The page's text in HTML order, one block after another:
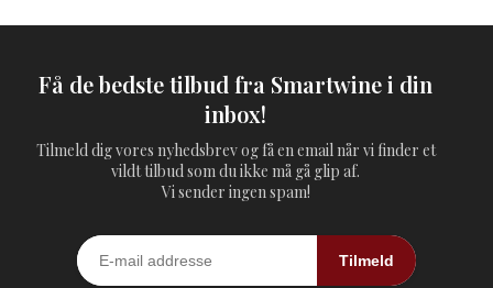
Få de bedste tilbud fra Smartwine i din
inbox!
Tilmeld dig vores nyhedsbrev og få en email når vi finder et
vildt tilbud som du ikke må gå glip af.
Vi sender ingen spam!
Tilmeld